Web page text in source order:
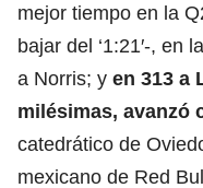
mejor tiempo en la
bajar del ‘1:21′-, en
a Norris; y en 313 a
milésimas, avanzó
catedrático de
mexicano de Red